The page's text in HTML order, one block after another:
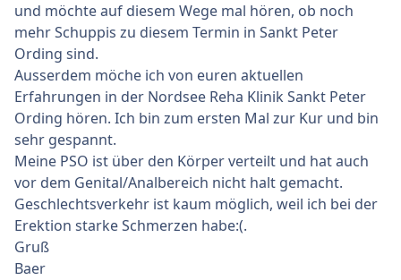
und möchte auf diesem Wege mal hören, ob noch
mehr Schuppis zu diesem Termin in Sankt Peter
Ording sind.
Ausserdem möche ich von euren aktuellen
Erfahrungen in der Nordsee Reha Klinik Sankt Peter
Ording hören. Ich bin zum ersten Mal zur Kur und bin
sehr gespannt.
Meine PSO ist über den Körper verteilt und hat auch
vor dem Genital/Analbereich nicht halt gemacht.
Geschlechtsverkehr ist kaum möglich, weil ich bei der
Erektion starke Schmerzen habe:(.
Gruß
Baer